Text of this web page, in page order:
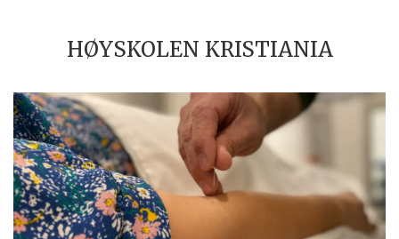
HØYSKOLEN KRISTIANIA